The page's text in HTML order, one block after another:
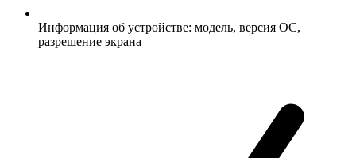
Информация об устройстве: модель, версия ОС,
разрешение экрана